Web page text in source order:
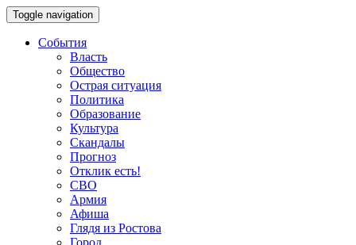
Toggle navigation
События
Власть
Общество
Острая ситуация
Политика
Образование
Культура
Скандалы
Прогноз
Отклик есть!
СВО
Армия
Афиша
Глядя из Ростова
Город